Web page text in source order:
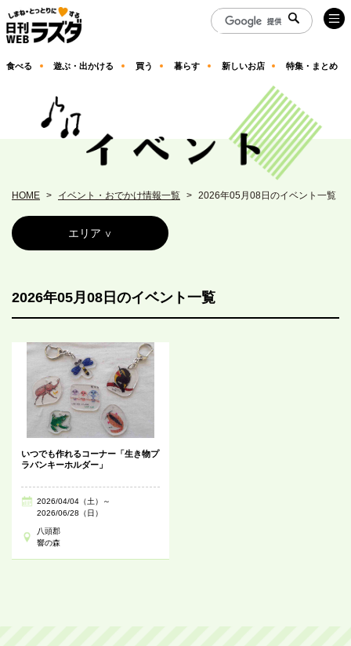
食べる 遊ぶ・出かける 買う 暮らす 新しいお店 特集・まとめ
HOME イベント・おでかけ情報一覧 2026年05月08日のイベント一覧
エリア
2026年05月08日のイベント一覧
いつでも作れるコーナー「生き物プ
ラバンキーホルダー」
2026/04/04（土）～
2026/06/28（日）
八頭郡
響の森